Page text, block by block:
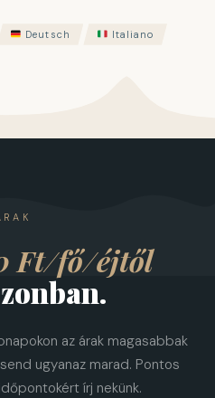
Deutsch
Italiano
Ft/fő/éjtől
az árak magasabbak
ugyanaz marad. Pontos
írj nekünk.